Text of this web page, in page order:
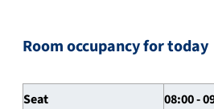
Room occupancy for today
Seat 08:00 -